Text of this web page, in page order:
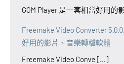
GOM Player 是一套相當好用的
Freemake Video Converter
好用的影片、音樂轉檔軟體
Freemake Video Conve [...]